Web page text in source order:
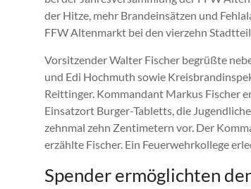
der Hitze, mehr Brandeinsätzen und
FFW Altenmarkt bei den vierzehn
Vorsitzender Walter Fischer begrüßte
und Edi Hochmuth sowie
Reittinger. Kommandant Markus Fischer
Einsatzort Burger-Tabletts, die
zehnmal zehn Zentimetern vor. Der
erzählte Fischer. Ein Feuerwehrkollege
Spender ermöglichten